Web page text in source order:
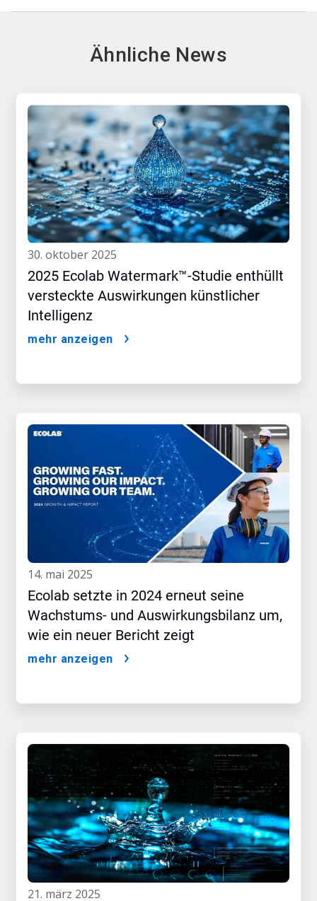
Ähnliche News
30. oktober 2025
2025 Ecolab Watermark™-Studie enthüllt
versteckte Auswirkungen künstlicher
Intelligenz
mehr anzeigen
14. mai 2025
Ecolab setzte in 2024 erneut seine
Wachstums- und Auswirkungsbilanz um,
wie ein neuer Bericht zeigt
mehr anzeigen
21. märz 2025